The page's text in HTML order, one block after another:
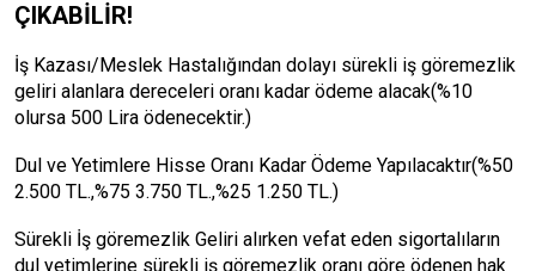
ÇIKABİLİR!
İş Kazası/Meslek Hastalığından dolayı sürekli iş göremezlik
geliri alanlara dereceleri oranı kadar ödeme alacak(%10
olursa 500 Lira ödenecektir.)
Dul ve Yetimlere Hisse Oranı Kadar Ödeme Yapılacaktır(%50
2.500 TL.,%75 3.750 TL.,%25 1.250 TL.)
Sürekli İş göremezlik Geliri alırken vefat eden sigortalıların
dul yetimlerine sürekli iş göremezlik oranı göre ödenen hak